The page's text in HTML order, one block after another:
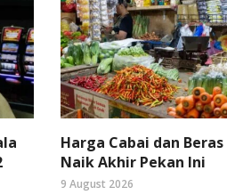
Harga Cabai dan Beras
Naik Akhir Pekan Ini
9 August 2026